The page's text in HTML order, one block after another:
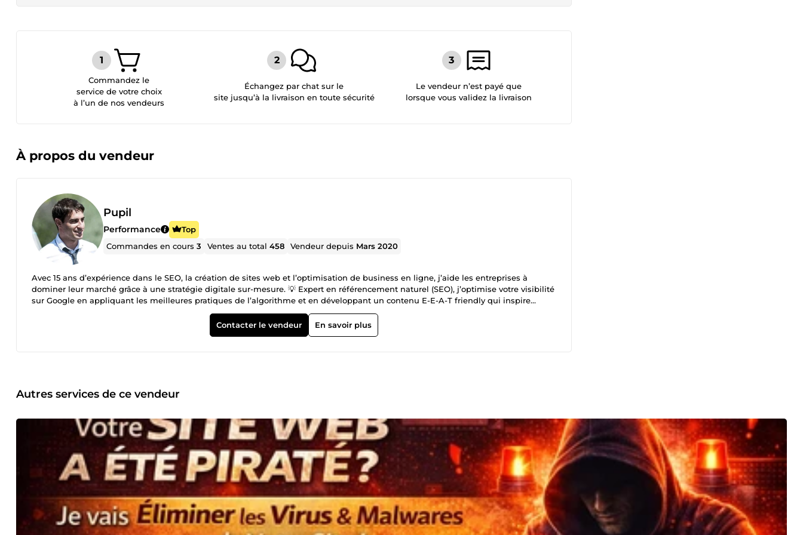
Commandez le
service de votre choix
à l’un de nos vendeurs
Échangez par chat sur le
site jusqu’à la livraison en toute sécurité
Le vendeur n’est payé que
lorsque vous validez la livraison
À propos du vendeur
Pupil
Performance
Top
Commandes en cours3 Ventes au total458 Vendeur depuis Mars 2020
Avec 15 ans d’expérience dans le SEO, la création de sites web et l’optimisation de business en ligne, j’aide les entreprises à
dominer leur marché grâce à une stratégie digitale sur-mesure. 💡 Expert en référencement naturel (SEO), j’optimise votre visibilité
sur Google en appliquant les meilleures pratiques de l’algorithme et en développant un contenu E-E-A-T friendly qui inspire
confiance et crédibilité. 🌍 Créateur de sites web performants, je conçois des plateformes modernes, intuitives et optimisées pour
la conversion. Que ce soit pour un site vitrine, un e-commerce ou une refonte stratégique, chaque détail est pensé pour maximiser
votre impact digital. 📈 Stratégie et optimisation business : Parce que le SEO ne se limite pas à du classement sur Google,
propulsez votre entreprise au sommet 🚀
Contacter le vendeur En savoir plus
Autres services de ce vendeur